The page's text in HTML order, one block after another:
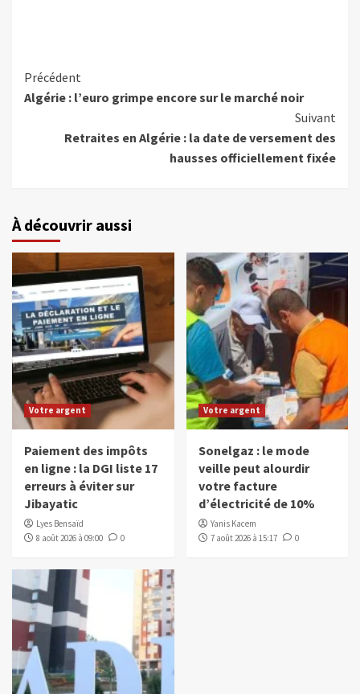
Précédent
Algérie : l’euro grimpe encore sur le marché noir
Suivant
Retraites en Algérie : la date de versement des
hausses officiellement fixée
À découvrir aussi
Votre argent
Paiement des impôts
en ligne : la DGI liste 17
erreurs à éviter sur
Jibayatic
Lyes Bensaïd
8 août 2026 à 09:00
0
Votre argent
Sonelgaz : le mode
veille peut alourdir
votre facture
d’électricité de 10%
Yanis Kacem
7 août 2026 à 15:17
0